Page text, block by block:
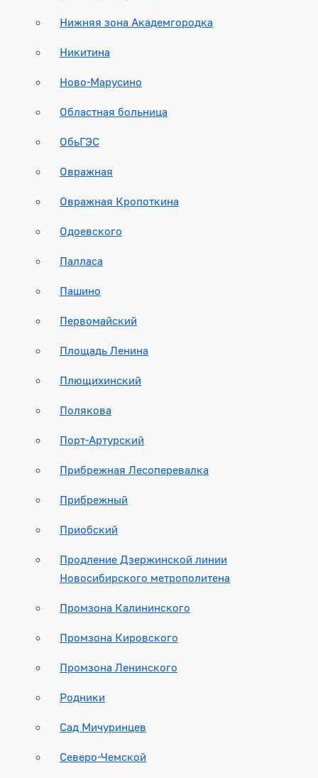
Нижняя зона Академгородка
Никитина
Ново-Марусино
Областная больница
ОбьГЭС
Овражная
Овражная Кропоткина
Одоевского
Палласа
Пашино
Первомайский
Площадь Ленина
Плющихинский
Полякова
Порт-Артурский
Прибрежная Лесоперевалка
Прибрежный
Приобский
Продление Дзержинской линии
Новосибирского метрополитена
Промзона Калининского
Промзона Кировского
Промзона Ленинского
Родники
Сад Мичуринцев
Северо-Чемской